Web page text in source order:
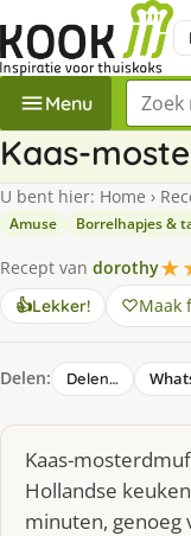
Menu Zoek
Kaas-
U bent hier: Home ›
Amuse Borrelhapjes &
Recept van dorothy
👍Lekker! Maak
Delen: Delen…
Kaas-
Hollandse
minuten, genoeg